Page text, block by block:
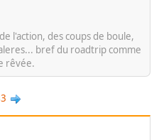
l'action, des coups de boule,
bref du roadtrip comme
rêvée.